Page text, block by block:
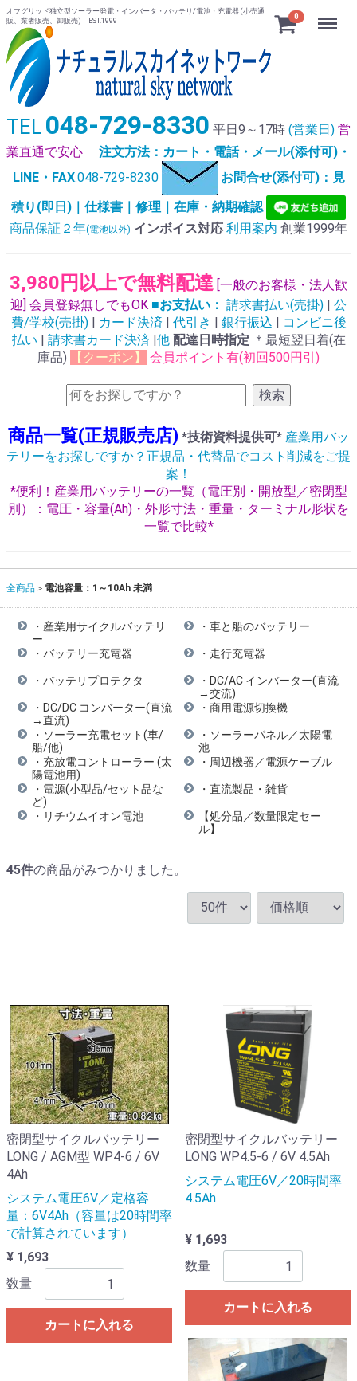
オフグリッド独立型ソーラー発電・インバータ・バッテリ/電池・充電器 (小売通
販、業者販売、卸販売) EST.1999
0 Menu
TEL 048-729-8330 平日9～17時 (営業日) 営
業直通で安心
注文方法：カート・電話・メール(添付可)・
LINE・FAX:048-729-8230
お問合せ(添付可)：見
積り(即日)｜仕様書｜修理｜在庫・納期確認
商品保証２年(電池以外) インボイス対応 利用案内 創業1999年
3,980円以上で無料配達 [一般のお客様・法人歓
迎] 会員登録無しでもOK ■お支払い： 請求書払い(売掛) | 公
費/学校(売掛) | カード決済 | 代引き | 銀行振込 | コンビニ後
払い | 請求書カード決済 |他 配達日時指定 ＊最短翌日着(在
庫品)
【クーポン】 会員ポイント有(初回500円引)
検索
商品一覧(正規販売店) *技術資料提供可* 産業用バッ
テリーをお探しですか？正規品・代替品でコスト削減をご提
案！
*便利！産業用バッテリーの一覧（電圧別・開放型／密閉型
別）：電圧・容量(Ah)・外形寸法・重量・ターミナル形状を
一覧で比較*
全商品 電池容量：1～10Ah 未満
・産業用サイクルバッテリ
ー
・車と船のバッテリー
・バッテリー充電器 ・走行充電器
・バッテリプロテクタ
・DC/AC インバーター(直流
→交流)
・DC/DC コンバーター(直流
→直流)
・商用電源切換機
・ソーラー充電セット(車/
船/他)
・ソーラーパネル／太陽電
池
・充放電コントローラー (太
陽電池用)
・周辺機器／電源ケーブル
・電源(小型品/セット品な
ど)
・直流製品・雑貨
・リチウムイオン電池
【処分品／数量限定セー
ル】
45件の商品がみつかりました。
密閉型サイクルバッテリー
LONG / AGM型 WP4-6 / 6V
4Ah
システム電圧6V／定格容
量：6V4Ah（容量は20時間率
で計算されています）
¥ 1,693
数量
カートに入れる
密閉型サイクルバッテリー
LONG WP4.5-6 / 6V 4.5Ah
システム電圧6V／20時間率
4.5Ah
¥ 1,693
数量
カートに入れる